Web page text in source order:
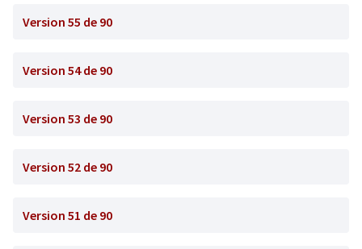
Version 55 de 90
Version 54 de 90
Version 53 de 90
Version 52 de 90
Version 51 de 90